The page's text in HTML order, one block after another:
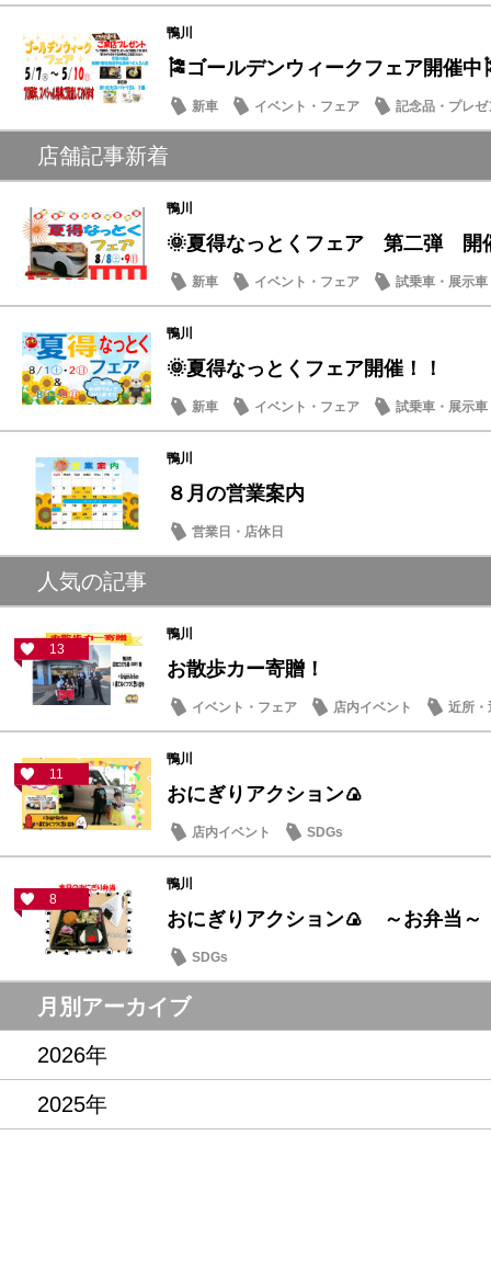
メンテナンス商品
鴨川
🎏ゴールデンウィークフェア開催中
新車 イベント・フェア
記念品・プレゼ
メンテナンス商品
店舗記事新着
鴨川
🌞夏得なっとくフェア 第二弾 開
新車 イベント・フェア
試乗車・展示車
営業日・店休日
鴨川
🌞夏得なっとくフェア開催！！
新車 イベント・フェア 試乗車・展示車
鴨川
８月の営業案内
営業日・店休日
人気の記事
13
鴨川
お散歩カー寄贈！
イベント・フェア 店内イベント 近所・
11
鴨川
おにぎりアクション🍙
店内イベント SDGs
8
鴨川
おにぎりアクション🍙 ～お弁当～
SDGs
月別アーカイブ
2026年
2025年